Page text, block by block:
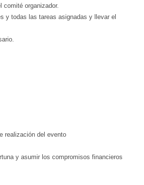
organizador.
y todas las tareas asignadas y llevar el
realización del evento
y asumir los compromisos financieros